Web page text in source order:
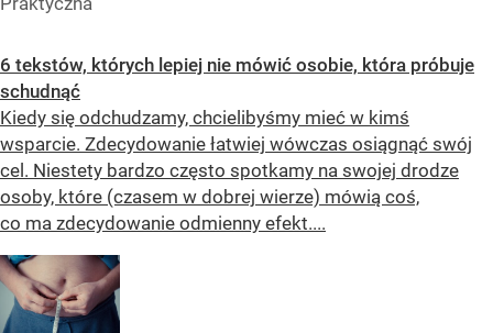
6 tekstów, których lepiej nie mówić osobie, która próbuje
schudnąć
Kiedy się odchudzamy, chcielibyśmy mieć w kimś
wsparcie. Zdecydowanie łatwiej wówczas osiągnąć swój
cel. Niestety bardzo często spotkamy na swojej drodze
osoby, które (czasem w dobrej wierze) mówią coś,
co ma zdecydowanie odmienny efekt....